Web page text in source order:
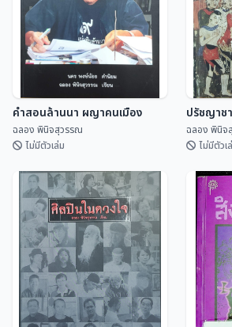
คำสอนล้านนา ผญาคนเมือง
ฉลอง พินิจสุวรรณ
คำสอนล้านนา ผญาคนเมือง
ฉลอง พินิจสุวรรณ
ไม่มีตัวเล่ม
ปรัชญ
ฉลอง
ปรัชญาช
ฉลอง พินิจ
ไม่มีตัวเ